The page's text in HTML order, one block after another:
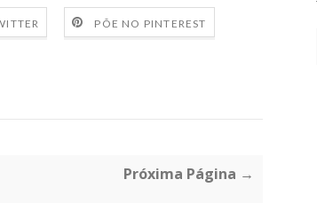
PÕE NO PINTEREST
Próxima Página →